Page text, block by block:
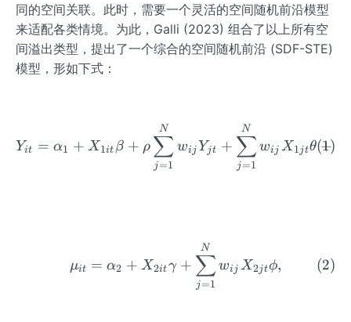
同的空间关联。此时，需要一个灵活的空间随机前沿模型
来适配各类情境。为此，Galli (2023) 组合了以上所有空
间溢出类型，提出了一个综合的空间随机前沿 (SDF-STE)
模型，形如下式：
\begin{equation}Y_{i
Yit = α1 + X1it β + ρ
j=1
∑
N
wij Yjt +
j=1
∑
N
wij X1jtθ +
\begin{equation}
μit = α2 + X2itγ +
j =1
∑
N
wij X2jtϕ,